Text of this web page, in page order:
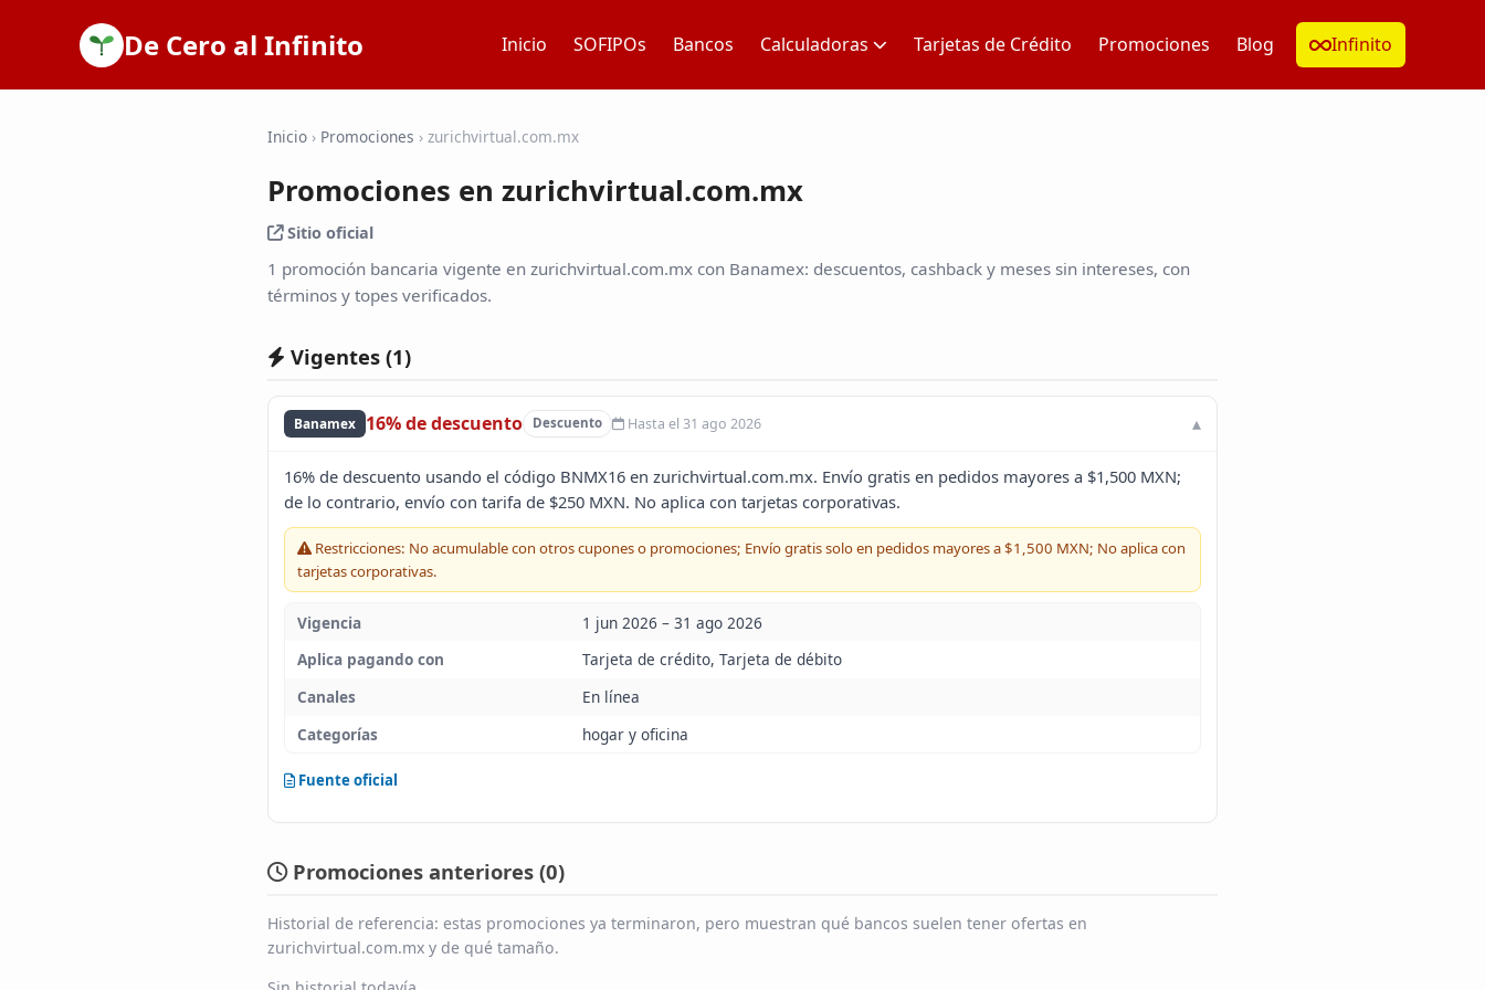
De Cero al Infinito Inicio SOFIPOs Bancos Calculadoras Tarjetas de Crédito Promociones Blog Infinito
Inicio › Promociones › zurichvirtual.com.mx
Promociones en zurichvirtual.com.mx
Sitio oficial
1 promoción bancaria vigente en zurichvirtual.com.mx con Banamex: descuentos, cashback y meses sin intereses, con
términos y topes verificados.
Vigentes (1)
Banamex 16% de descuento Descuento Hasta el 31 ago 2026
16% de descuento usando el código BNMX16 en zurichvirtual.com.mx. Envío gratis en pedidos mayores a $1,500 MXN;
de lo contrario, envío con tarifa de $250 MXN. No aplica con tarjetas corporativas.
Restricciones: No acumulable con otros cupones o promociones; Envío gratis solo en pedidos mayores a $1,500 MXN; No aplica con
tarjetas corporativas.
Vigencia
1 jun 2026 – 31 ago 2026
Aplica pagando con
Tarjeta de crédito, Tarjeta de débito
Canales
En línea
Categorías
hogar y oficina
Fuente oficial
Promociones anteriores (0)
Historial de referencia: estas promociones ya terminaron, pero muestran qué bancos suelen tener ofertas en
zurichvirtual.com.mx y de qué tamaño.